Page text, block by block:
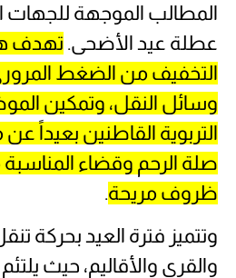
المطالب الموجهة للجهات
عطلة عيد الأضحى. تهدف
التخفيف من الضغط
وسائل النقل، وتمكين
التربوية القاطنين بعيداً
صلة الرحم وقضاء
ظروف مريحة.
وتتميز فترة العيد بحركة
والقرى والأقاليم، حيث